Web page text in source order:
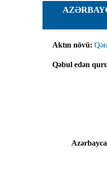
Aktın növü:
Qəbul edən